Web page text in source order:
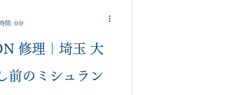
修理｜埼玉 大
前のミシュラン
間: 0分